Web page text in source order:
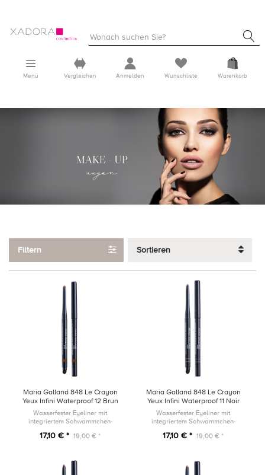
Menü Vergleichen Anmelden Wunschliste Warenkorb
Filtern Sortieren
Maria Galland 848 Le Crayon
Yeux Infini Waterproof 12 Brun
Ambré
Wasserfester Eyeliner mit
integriertem Schwämmchen-
17,10 € * 19,00 € *
Maria Galland 848 Le Crayon
Yeux Infini Waterproof 11 Noir
Wasserfester Eyeliner mit
integriertem Schwämmchen-
17,10 € * 19,00 € *